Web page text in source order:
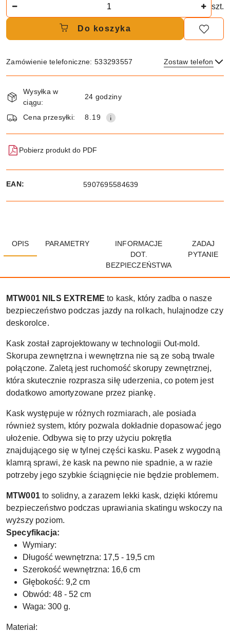
szt.
Do koszyka
Zamówienie telefoniczne: 533293557 Zostaw telefon
i
dostawa
Wysyłka w
ciągu:
24 godziny
Cena przesyłki: 8.19
Pobierz produkt do PDF
EAN: 5907695584639
OPIS PARAMETRY
INFORMACJE
DOT.
BEZPIECZEŃSTWA
ZADAJ
PYTANIE
MTW001 NILS EXTREME to kask, który zadba o nasze
bezpieczeństwo podczas jazdy na rolkach, hulajnodze czy
deskorolce.
Kask został zaprojektowany w technologii Out-mold.
Skorupa zewnętrzna i wewnętrzna nie są ze sobą trwale
połączone. Zaletą jest ruchomość skorupy zewnętrznej,
która skutecznie rozprasza siłę uderzenia, co potem jest
dodatkowo amortyzowane przez piankę.
Kask występuje w różnych rozmiarach, ale posiada
również system, który pozwala dokładnie dopasować jego
ułożenie. Odbywa się to przy użyciu pokrętła
znajdującego się w tylnej części kasku. Pasek z wygodną
klamrą sprawi, że kask na pewno nie spadnie, a w razie
potrzeby jego szybkie ściągnięcie nie będzie problemem.
MTW001to solidny, a zarazem lekki kask, dzięki któremu
bezpieczeństwo podczas uprawiania skatingu wskoczy na
wyższy poziom.
Specyfikacja:
Wymiary:
Długość wewnętrzna: 17,5 - 19,5 cm
Szerokość wewnętrzna: 16,6 cm
Głębokość: 9,2 cm
Obwód: 48 - 52 cm
Waga: 300 g.
Materiał: